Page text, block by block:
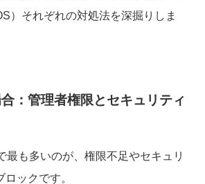
）それぞれの対処法を深掘りしま
：管理者権限とセキュリティ
最も多いのが、権限不足やセキュリ
ックです。